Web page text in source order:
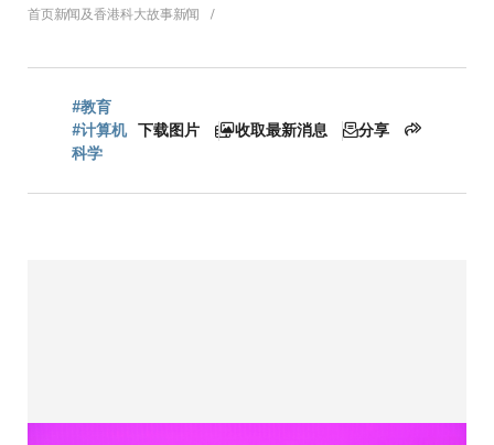
面
包
屑
首页新闻及香港科大故事新闻
#教育
#计算机
科学
下载图片 收取最新消息 分享